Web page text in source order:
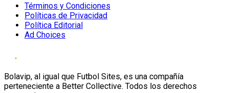
Términos y Condiciones
Políticas de Privacidad
Política Editorial
Ad Choices
Bolavip, al igual que Futbol Sites, es una compañía
perteneciente a Better Collective. Todos los derechos